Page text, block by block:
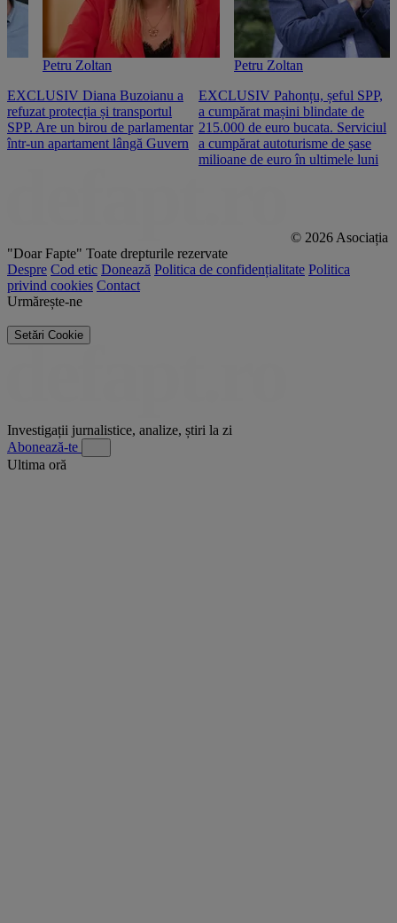
Petru Zoltan
EXCLUSIV Diana Buzoianu a
refuzat protecția și transportul
SPP. Are un birou de parlamentar
într-un apartament lângă Guvern
Petru Zoltan
EXCLUSIV Pahonțu, șeful SPP,
a cumpărat mașini blindate de
215.000 de euro bucata. Serviciul
a cumpărat autoturisme de șase
milioane de euro în ultimele luni
© 2026 Asociația
"Doar Fapte" Toate drepturile rezervate
Despre Cod etic Donează Politica de confidențialitate Politica
privind cookies Contact
Urmărește-ne
Setări Cookie
Investigații jurnalistice, analize, știri la zi
Abonează-te
Ultima oră